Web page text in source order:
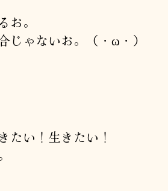
お。
じゃないお。（・ω・）
たい！生きたい！